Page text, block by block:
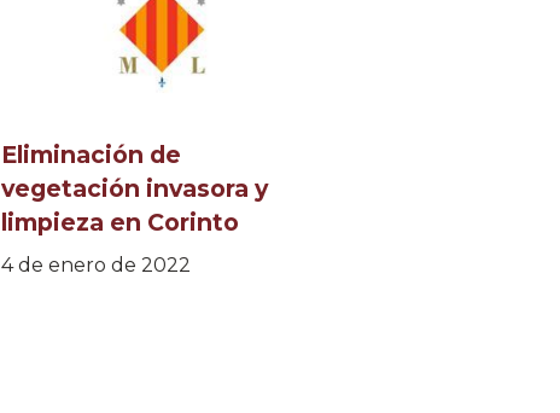
Eliminación de
vegetación invasora y
limpieza en Corinto
4 de enero de 2022